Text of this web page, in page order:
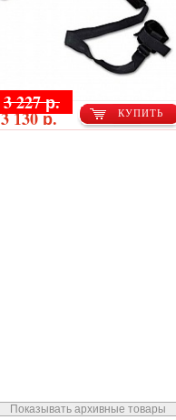
КУПИТЬ
3 227 р.
3 130 р.
Показывать архивные товары